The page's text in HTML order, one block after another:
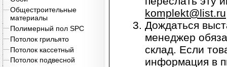
Общестроительные
материалы
Полимерный пол SPC
Потолок грильято
Потолок кассетный
Потолок подвесной
komplekt@list.ru
Дождаться
менеджер
склад. Если
информация в